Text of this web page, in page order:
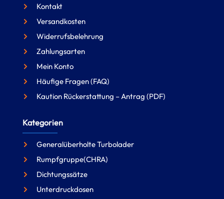
Kontakt
Versandkosten
Widerrufsbelehrung
Zahlungsarten
Mein Konto
Häufige Fragen (FAQ)
Kaution Rückerstattung – Antrag (PDF)
Kategorien
Generalüberholte Turbolader
Rumpfgruppe(CHRA)
Dichtungssätze
Unterdruckdosen